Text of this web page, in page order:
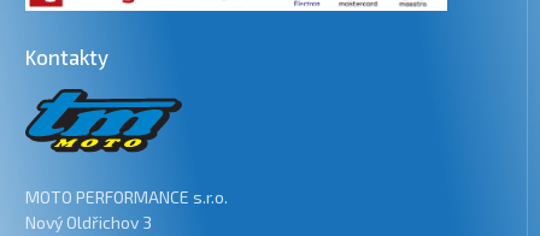
Kontakty
MOTO PERFORMANCE s.r.o.
Nový Oldřichov 3